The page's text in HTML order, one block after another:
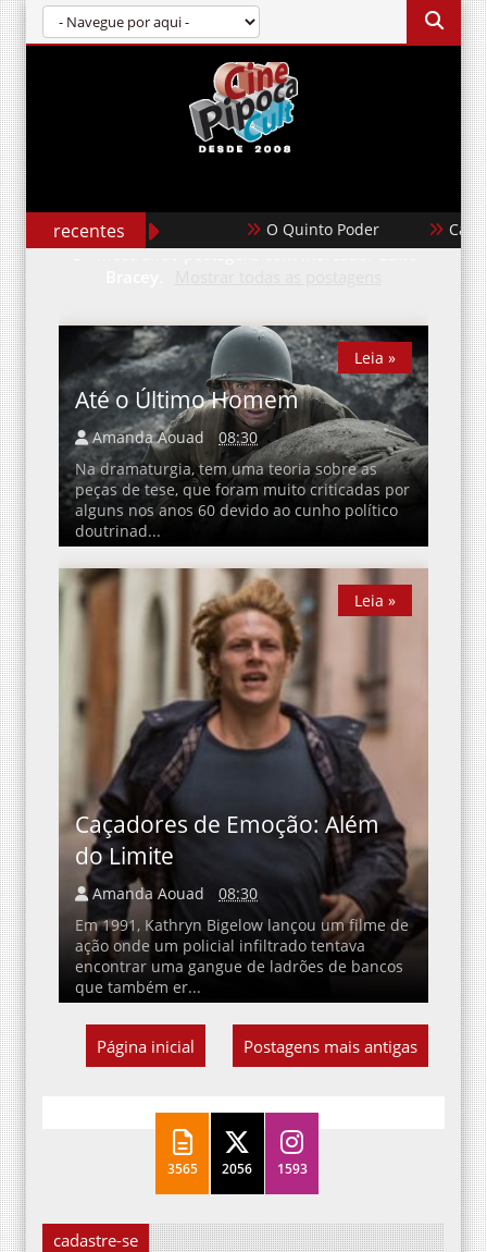
recentes O Quinto Poder
Mostrando postagens com marcadorLuke
Até o Último Homem
Amanda Aouad
08:30
Na dramaturgia, tem uma teoria sobre as
peças de tese, que foram muito criticadas por
alguns nos anos 60 devido ao cunho político
doutrinad...
Leia »
Leia »
Caçadores de Emoção: Além
do Limite
Amanda Aouad
08:30
Em 1991, Kathryn Bigelow lançou um filme de
ação onde um policial infiltrado tentava
encontrar uma gangue de ladrões de bancos
que também er...
Leia »
Leia »
Postagens mais antigas
Página inicial
3565 2056 1593
cadastre-se